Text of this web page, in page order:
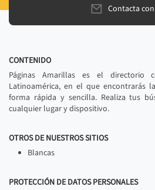
Contacta
CONTENIDO
Páginas Amarillas es el directorio
Latinoamérica, en el que encontrarás
forma rápida y sencilla. Realiza tus
cualquier lugar y dispositivo.
OTROS DE NUESTROS SITIOS
Blancas
PROTECCIÓN DE DATOS PERSONALES